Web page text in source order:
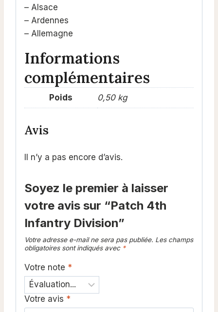
– Alsace
– Ardennes
– Allemagne
Informations
complémentaires
Poids 0,50 kg
Avis
Il n’y a pas encore d’avis.
Soyez le premier à laisser
votre avis sur “Patch 4th
Infantry Division”
Votre adresse e-mail ne sera pas publiée. Les champs
obligatoires sont indiqués avec *
Votre note *
Votre avis *